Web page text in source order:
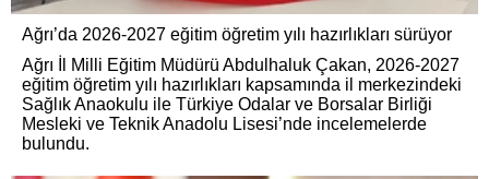
Ağrı’da 2026-2027 eğitim öğretim yılı hazırlıkları sürüyor
Ağrı İl Milli Eğitim Müdürü Abdulhaluk Çakan, 2026-2027
eğitim öğretim yılı hazırlıkları kapsamında il merkezindeki
Sağlık Anaokulu ile Türkiye Odalar ve Borsalar Birliği
Mesleki ve Teknik Anadolu Lisesi’nde incelemelerde
bulundu.